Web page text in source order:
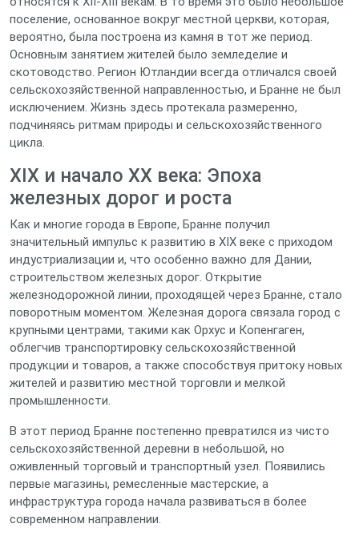
поселение, основанное вокруг местной церкви, которая,
вероятно, была построена из камня в тот же период.
Основным занятием жителей было земледелие и
скотоводство. Регион Ютландии всегда отличался своей
сельскохозяйственной направленностью, и Бранне не был
исключением. Жизнь здесь протекала размеренно,
подчиняясь ритмам природы и сельскохозяйственного
цикла.
XIX и начало XX века: Эпоха
железных дорог и роста
Как и многие города в Европе, Бранне получил
значительный импульс к развитию в XIX веке с приходом
индустриализации и, что особенно важно для Дании,
строительством железных дорог. Открытие
железнодорожной линии, проходящей через Бранне, стало
поворотным моментом. Железная дорога связала город с
крупными центрами, такими как Орхус и Копенгаген,
облегчив транспортировку сельскохозяйственной
продукции и товаров, а также способствуя притоку новых
жителей и развитию местной торговли и мелкой
промышленности.
В этот период Бранне постепенно превратился из чисто
сельскохозяйственной деревни в небольшой, но
оживленный торговый и транспортный узел. Появились
первые магазины, ремесленные мастерские, а
инфраструктура города начала развиваться в более
современном направлении.